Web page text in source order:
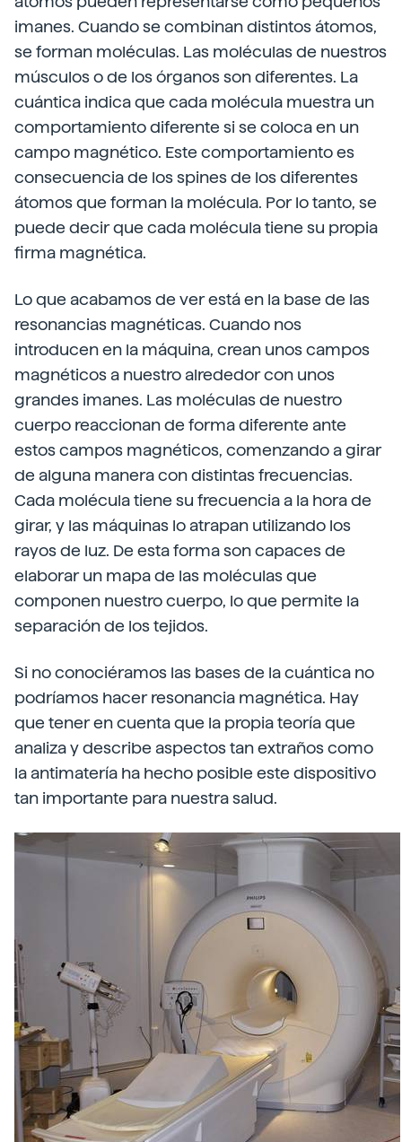
imanes. Cuando se combinan distintos átomos,
se forman moléculas. Las moléculas de nuestros
músculos o de los órganos son diferentes. La
cuántica indica que cada molécula muestra un
comportamiento diferente si se coloca en un
campo magnético. Este comportamiento es
consecuencia de los spines de los diferentes
átomos que forman la molécula. Por lo tanto, se
puede decir que cada molécula tiene su propia
firma magnética.
Lo que acabamos de ver está en la base de las
resonancias magnéticas. Cuando nos
introducen en la máquina, crean unos campos
magnéticos a nuestro alrededor con unos
grandes imanes. Las moléculas de nuestro
cuerpo reaccionan de forma diferente ante
estos campos magnéticos, comenzando a girar
de alguna manera con distintas frecuencias.
Cada molécula tiene su frecuencia a la hora de
girar, y las máquinas lo atrapan utilizando los
rayos de luz. De esta forma son capaces de
elaborar un mapa de las moléculas que
componen nuestro cuerpo, lo que permite la
separación de los tejidos.
Si no conociéramos las bases de la cuántica no
podríamos hacer resonancia magnética. Hay
que tener en cuenta que la propia teoría que
analiza y describe aspectos tan extraños como
la antimatería ha hecho posible este dispositivo
tan importante para nuestra salud.